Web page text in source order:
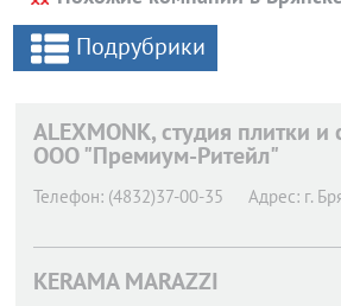
Подрубрики
ALEXMONK, студия плитки и
ООО "Премиум-Ритейл"
Телефон: (4832)37-00-35 Адрес: г.
KERAMA MARAZZI